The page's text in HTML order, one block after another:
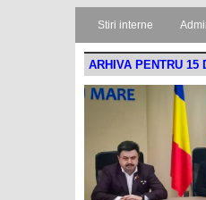
Stiri interne
ARHIVA PENTRU 15